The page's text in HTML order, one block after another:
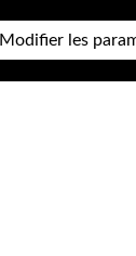
Modifier les